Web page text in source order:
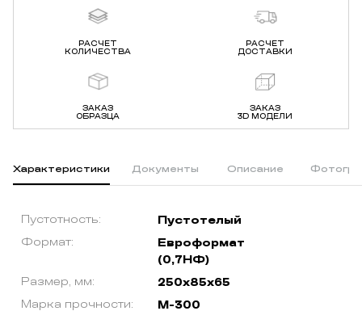
РАСЧЕТ
КОЛИЧЕСТВА
РАСЧЕТ
ДОСТАВКИ
ЗАКАЗ
ОБРАЗЦА
ЗАКАЗ
3D МОДЕЛИ
Характеристики Документы Описание
Пустотность: Пустотелый
Формат:
Евроформат
(0,7НФ)
Размер, мм: 250х85х65
Марка прочности: М-300